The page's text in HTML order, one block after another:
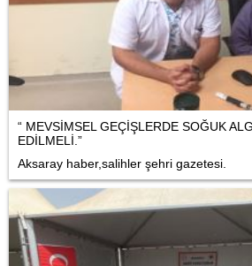
“ MEVSİMSEL GEÇİŞLERDE SOĞUK
EDİLMELİ.”
Aksaray haber,salihler şehri gazetesi.